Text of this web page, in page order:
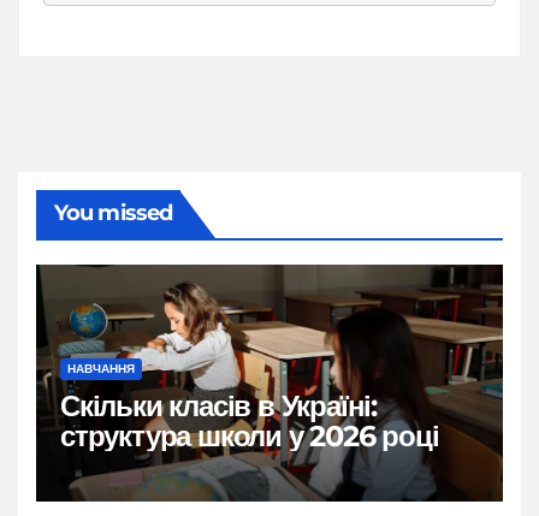
You missed
НАВЧАННЯ
Скільки класів в Україні:
структура школи у 2026 році